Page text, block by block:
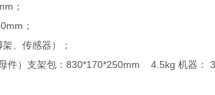
；
；
、传感器）；
件）支架包：830*170*250mm 4.5kg 机器